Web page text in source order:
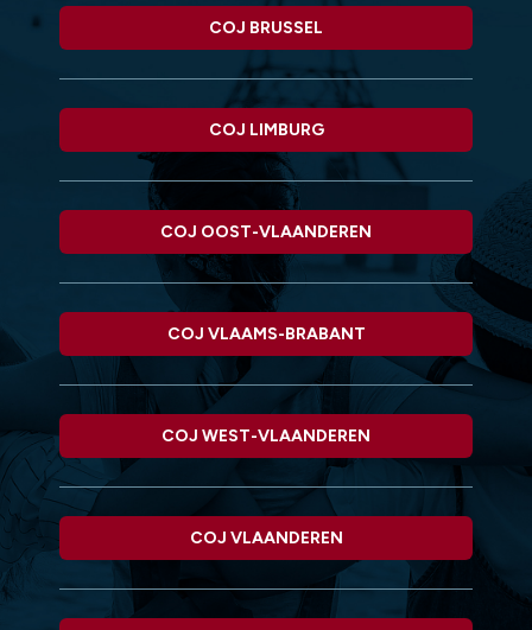
COJ BRUSSEL
COJ LIMBURG
COJ OOST-VLAANDEREN
COJ VLAAMS-BRABANT
COJ WEST-VLAANDEREN
COJ VLAANDEREN